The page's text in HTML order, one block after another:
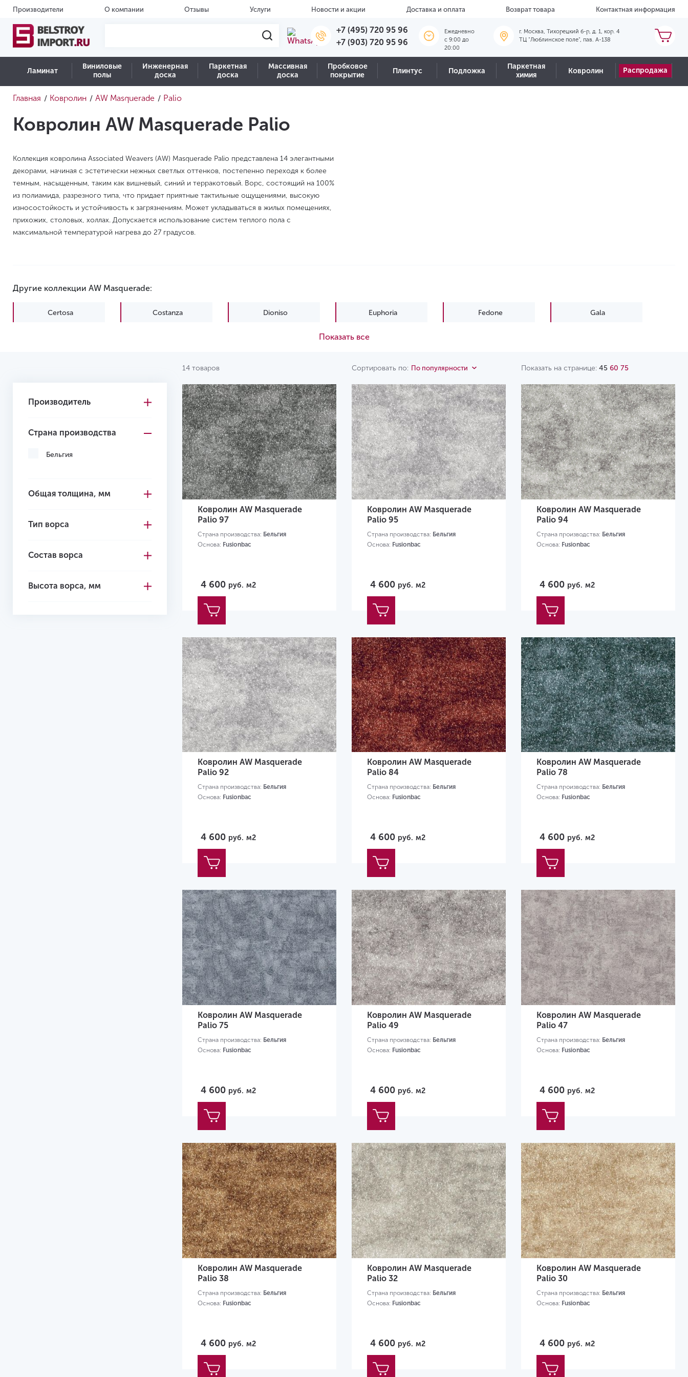
Производители О компании Отзывы Услуги Новости и акции Доставка и оплата Возврат товара Контактная информация
+7 (495) 720 95 96
+7 (903) 720 95 96
Ежедневно
c 9:00 до
20:00
г. Москва, Тихорецкий б-р, д. 1, кор. 4
ТЦ "Люблинское поле", пав. А-138
Ламинат
Виниловые
полы
Инженерная
доска
Паркетная
доска
Массивная
доска
Пробковое
покрытие
Плинтус Подложка
Паркетная
химия
Ковролин Распродажа
Главная / Ковролин / AW Masquerade / Palio
Ковролин AW Masquerade Palio
Коллекция ковролина Associated Weavers (AW) Masquerade Palio представлена 14 элегантными
декорами, начиная с эстетически нежных светлых оттенков, постепенно переходя к более
темным, насыщенным, таким как вишневый, синий и терракотовый. Ворс, состоящий на 100%
из полиамида, разрезного типа, что придает приятные тактильные ощущениями, высокую
износостойкость и устойчивость к загрязнениям. Может укладываться в жилых помещениях,
прихожих, столовых, холлах. Допускается использование систем теплого пола с
максимальной температурой нагрева до 27 градусов.
Другие коллекции AW Masquerade:
Certosa Costanza Dioniso Euphoria Fedone Gala
Показать все
14 товаров Сортировать по: По популярности Показать на странице: 45 60 75
Производитель
Страна производства
Бельгия
Общая толщина, мм
Тип ворса
Состав ворса
Высота ворса, мм
Ковролин AW Masquerade
Palio 97
Страна производства: Бельгия
Основа: Fusionbac
4 600 руб. м2
Ковролин AW Masquerade
Palio 95
Страна производства: Бельгия
Основа: Fusionbac
4 600 руб. м2
Ковролин AW Masquerade
Palio 94
Страна производства: Бельгия
Основа: Fusionbac
4 600 руб. м2
Ковролин AW Masquerade
Palio 92
Страна производства: Бельгия
Основа: Fusionbac
4 600 руб. м2
Ковролин AW Masquerade
Palio 84
Страна производства: Бельгия
Основа: Fusionbac
4 600 руб. м2
Ковролин AW Masquerade
Palio 78
Страна производства: Бельгия
Основа: Fusionbac
4 600 руб. м2
Ковролин AW Masquerade
Palio 75
Страна производства: Бельгия
Основа: Fusionbac
4 600 руб. м2
Ковролин AW Masquerade
Palio 49
Страна производства: Бельгия
Основа: Fusionbac
4 600 руб. м2
Ковролин AW Masquerade
Palio 47
Страна производства: Бельгия
Основа: Fusionbac
4 600 руб. м2
Ковролин AW Masquerade
Palio 38
Страна производства: Бельгия
Основа: Fusionbac
4 600 руб. м2
Ковролин AW Masquerade
Palio 32
Страна производства: Бельгия
Основа: Fusionbac
4 600 руб. м2
Ковролин AW Masquerade
Palio 30
Страна производства: Бельгия
Основа: Fusionbac
4 600 руб. м2